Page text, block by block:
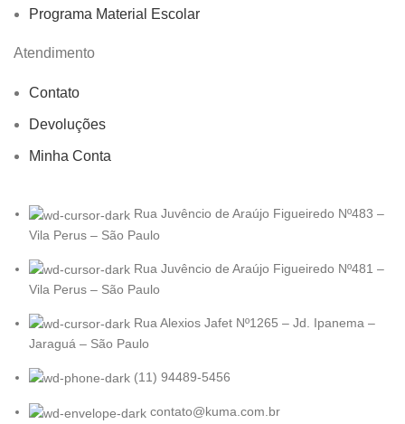
Programa Material Escolar
Atendimento
Contato
Devoluções
Minha Conta
Rua Juvêncio de Araújo Figueiredo Nº483 –
Vila Perus – São Paulo
Rua Juvêncio de Araújo Figueiredo Nº481 –
Vila Perus – São Paulo
Rua Alexios Jafet Nº1265 – Jd. Ipanema –
Jaraguá – São Paulo
(11) 94489-5456
contato@kuma.com.br